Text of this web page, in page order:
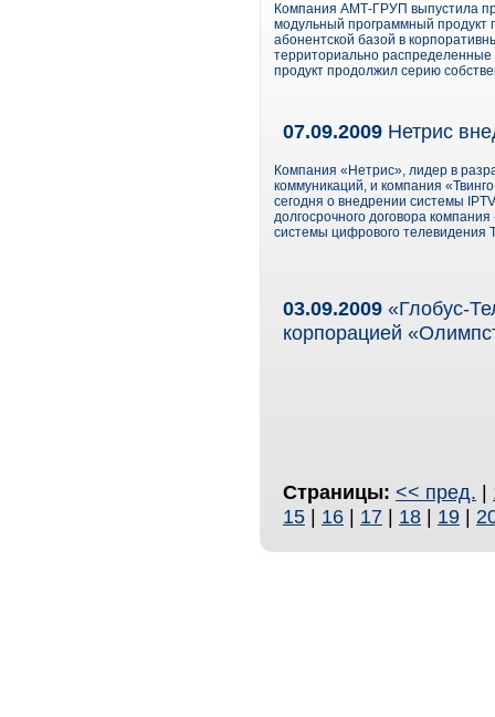
Компания АМТ-ГРУП выпустила
модульный программный продукт
абонентской базой в
территориально
продукт продолжил серию
07.09.2009 Нетрис
Компания «Нетрис», лидер в
коммуникаций, и компания
сегодня о внедрении системы
долгосрочного договора
системы цифрового телевидения
03.09.2009 «Глобус-
корпорацией
Страницы: << пред. |
15 | 16 | 17 | 18 | 19 |